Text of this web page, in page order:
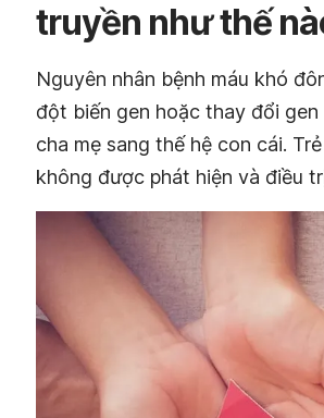
truyền như thế
Nguyên nhân bệnh máu khó
đột biến gen hoặc thay đổi
cha mẹ sang thế hệ con cái.
không được phát hiện và điều